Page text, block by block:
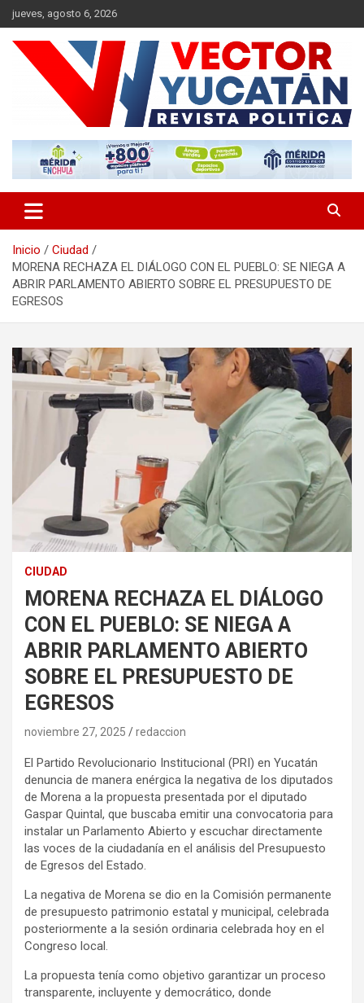
Saltar
al
contenido
jueves, agosto 6, 2026
Vector Yucatán
Inicio
Ciudad
MORENA RECHAZA EL DIÁLOGO CON EL PUEBLO: SE NIEGA A
ABRIR PARLAMENTO ABIERTO SOBRE EL PRESUPUESTO DE
EGRESOS
CIUDAD
MORENA RECHAZA EL DIÁLOGO
CON EL PUEBLO: SE NIEGA A
ABRIR PARLAMENTO ABIERTO
SOBRE EL PRESUPUESTO DE
EGRESOS
noviembre 27, 2025 redaccion
El Partido Revolucionario Institucional (PRI) en Yucatán
denuncia de manera enérgica la negativa de los diputados
de Morena a la propuesta presentada por el diputado
Gaspar Quintal, que buscaba emitir una convocatoria para
instalar un Parlamento Abierto y escuchar directamente
las voces de la ciudadanía en el análisis del Presupuesto
de Egresos del Estado.
La negativa de Morena se dio en la Comisión permanente
de presupuesto patrimonio estatal y municipal, celebrada
posteriormente a la sesión ordinaria celebrada hoy en el
Congreso local.
La propuesta tenía como objetivo garantizar un proceso
transparente, incluyente y democrático, donde